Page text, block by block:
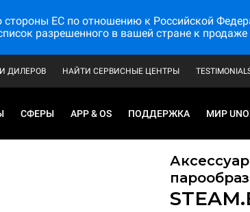
ЕС по отношению к Российской
разрешенного в вашей стране к
ДИЛЕРОВ НАЙТИ СЕРВИСНЫЕ ЦЕНТРЫ
СФЕРЫ APP & OS ПОДДЕРЖКА МИР